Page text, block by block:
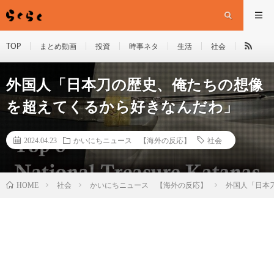
TOP まとめ動画 投資 時事ネタ 生活 社会
外国人「日本刀の歴史、俺たちの想像
を超えてくるから好きなんだわ」
2024.04.23 かいにちニュース 【海外の反応】 社会
HOME 社会 かいにちニュース 【海外の反応】 外国人「日本